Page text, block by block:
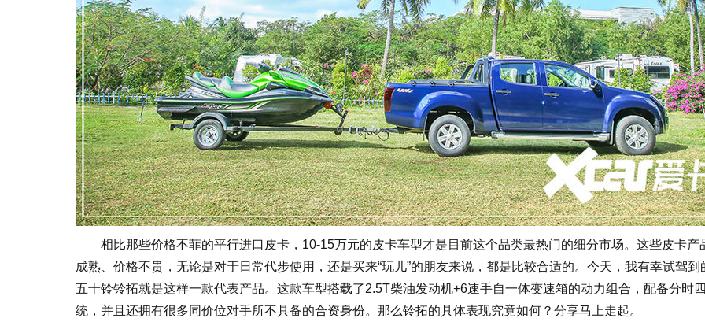
相比那些价格不菲的平行进口皮卡，10-15万元的皮卡车型才是目前这个品类最热门的细分市场。这些皮卡产
成熟、价格不贵，无论是对于日常代步使用，还是买来“玩儿”的朋友来说，都是比较合适的。今天，我有幸试驾到
五十铃铃拓就是这样一款代表产品。这款车型搭载了2.5T柴油发动机+6速手自一体变速箱的动力组合，配备分时
统，并且还拥有很多同价位对手所不具备的合资身份。那么铃拓的具体表现究竟如何？分享马上走起。